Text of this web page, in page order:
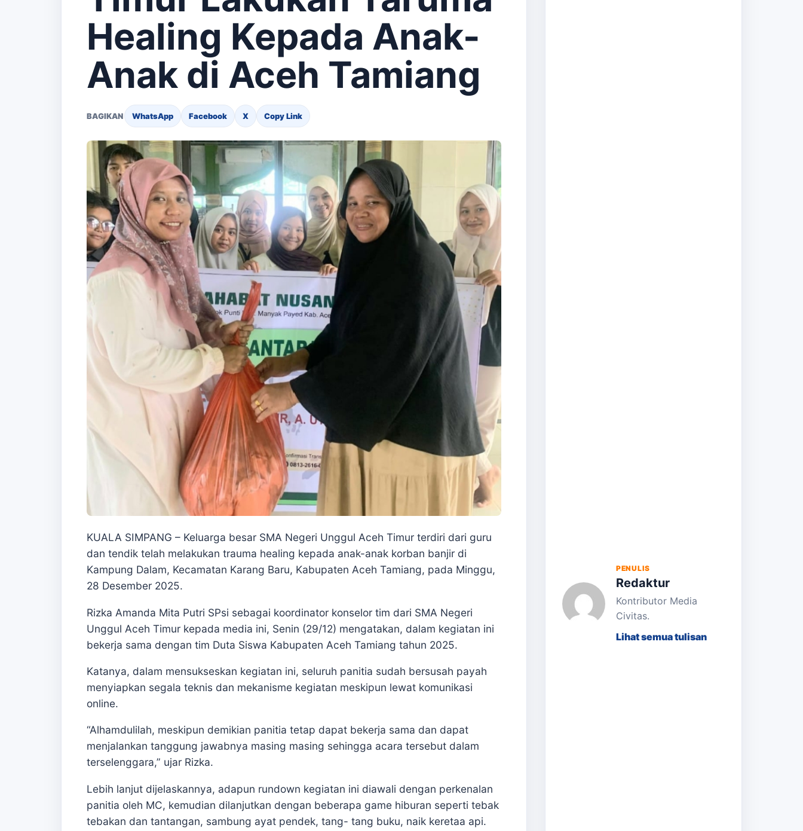
Healing Kepada Anak-
Anak di Aceh Tamiang
BAGIKAN WhatsApp Facebook X Copy Link
KUALA SIMPANG – Keluarga besar SMA Negeri Unggul Aceh Timur terdiri dari guru
dan tendik telah melakukan trauma healing kepada anak-anak korban banjir di
Kampung Dalam, Kecamatan Karang Baru, Kabupaten Aceh Tamiang, pada Minggu,
28 Desember 2025.
Rizka Amanda Mita Putri SPsi sebagai koordinator konselor tim dari SMA Negeri
Unggul Aceh Timur kepada media ini, Senin (29/12) mengatakan, dalam kegiatan ini
bekerja sama dengan tim Duta Siswa Kabupaten Aceh Tamiang tahun 2025.
Katanya, dalam mensukseskan kegiatan ini, seluruh panitia sudah bersusah payah
menyiapkan segala teknis dan mekanisme kegiatan meskipun lewat komunikasi
online.
“Alhamdulilah, meskipun demikian panitia tetap dapat bekerja sama dan dapat
menjalankan tanggung jawabnya masing masing sehingga acara tersebut dalam
terselenggara,” ujar Rizka.
Lebih lanjut dijelaskannya, adapun rundown kegiatan ini diawali dengan perkenalan
panitia oleh MC, kemudian dilanjutkan dengan beberapa game hiburan seperti tebak
tebakan dan tantangan, sambung ayat pendek, tang- tang buku, naik keretaa api.
PENULIS
Redaktur
Kontributor Media
Civitas.
Lihat semua tulisan